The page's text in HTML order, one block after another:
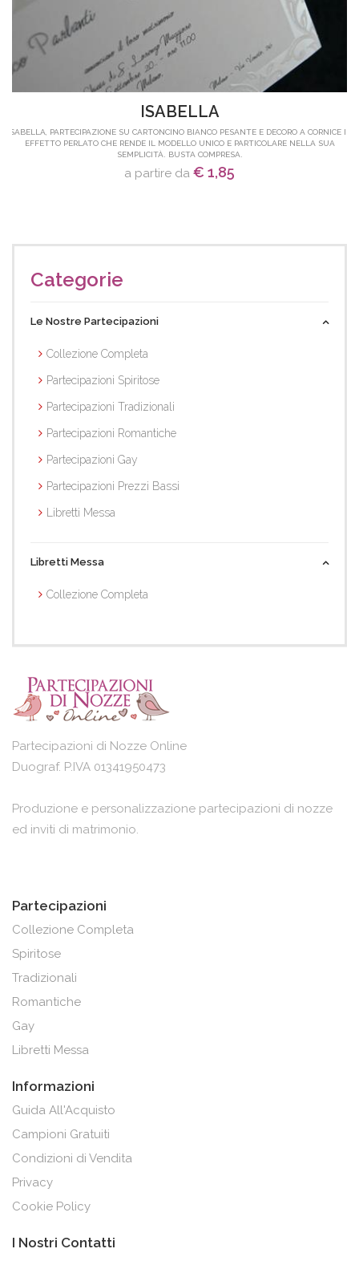
ISABELLA
ISABELLA, PARTECIPAZIONE SU CARTONCINO BIANCO PESANTE E DECORO A CORNICE IN
EFFETTO PERLATO CHE RENDE IL MODELLO UNICO E PARTICOLARE NELLA SUA
SEMPLICITÀ. BUSTA COMPRESA.
a partire da € 1,85
Categorie
Le Nostre Partecipazioni
Collezione Completa
Partecipazioni Spiritose
Partecipazioni Tradizionali
Partecipazioni Romantiche
Partecipazioni Gay
Partecipazioni Prezzi Bassi
Libretti Messa
Libretti Messa
Collezione Completa
Partecipazioni di Nozze Online
Duograf. P.IVA 01341950473
Produzione e personalizzazione partecipazioni di nozze
ed inviti di matrimonio.
Partecipazioni
Collezione Completa
Spiritose
Tradizionali
Romantiche
Gay
Libretti Messa
Informazioni
Guida All'Acquisto
Campioni Gratuiti
Condizioni di Vendita
Privacy
Cookie Policy
I Nostri Contatti